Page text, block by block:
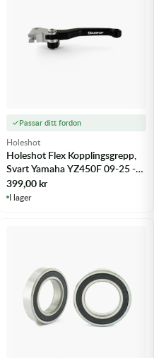
Passar ditt fordon
Holeshot
Holeshot Flex Kopplingsgrepp,
Svart Yamaha YZ450F 09-25 -
m.fl.
399,00kr
I lager